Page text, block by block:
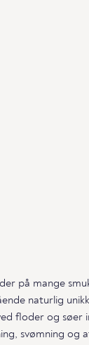
på mange
naturlig
floder og søer
svømning og